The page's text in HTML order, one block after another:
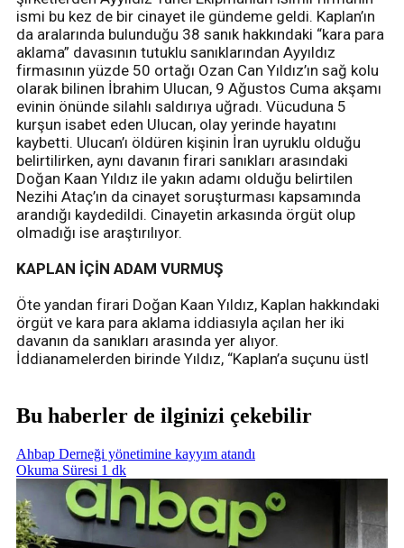
ismi bu kez de bir cinayet ile gündeme geldi. Kaplan’ın
da aralarında bulunduğu 38 sanık hakkındaki “kara para
aklama” davasının tutuklu sanıklarından Ayyıldız
firmasının yüzde 50 ortağı Ozan Can Yıldız’ın sağ kolu
olarak bilinen İbrahim Ulucan, 9 Ağustos Cuma akşamı
evinin önünde silahlı saldırıya uğradı. Vücuduna 5
kurşun isabet eden Ulucan, olay yerinde hayatını
kaybetti. Ulucan’ı öldüren kişinin İran uyruklu olduğu
belirtilirken, aynı davanın firari sanıkları arasındaki
Doğan Kaan Yıldız ile yakın adamı olduğu belirtilen
Nezihi Ataç’ın da cinayet soruşturması kapsamında
arandığı kaydedildi. Cinayetin arkasında örgüt olup
olmadığı ise araştırılıyor.
KAPLAN İÇİN ADAM VURMUŞ
Öte yandan firari Doğan Kaan Yıldız, Kaplan hakkındaki
örgüt ve kara para aklama iddiasıyla açılan her iki
davanın da sanıkları arasında yer alıyor.
İddianamelerden birinde Yıldız, “Kaplan’a suçunu üstl
Bu haberler de ilginizi çekebilir
Ahbap Derneği yönetimine kayyım atandı
Okuma Süresi 1 dk